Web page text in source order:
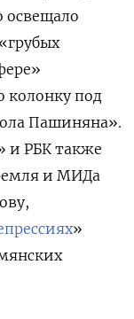
освещало
колонку под
Пашиняна».
и РБК также
и МИДа
»